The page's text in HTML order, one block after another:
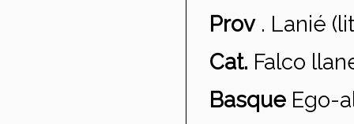
Prov. Lanié
Cat. Falco
Basque Ego-